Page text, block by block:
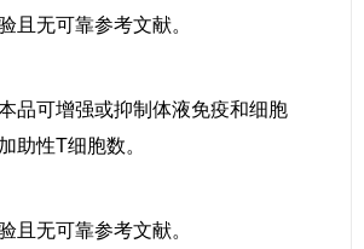
且无可靠参考文献。
品可增强或抑制体液免疫和细胞
助性T细胞数。
且无可靠参考文献。